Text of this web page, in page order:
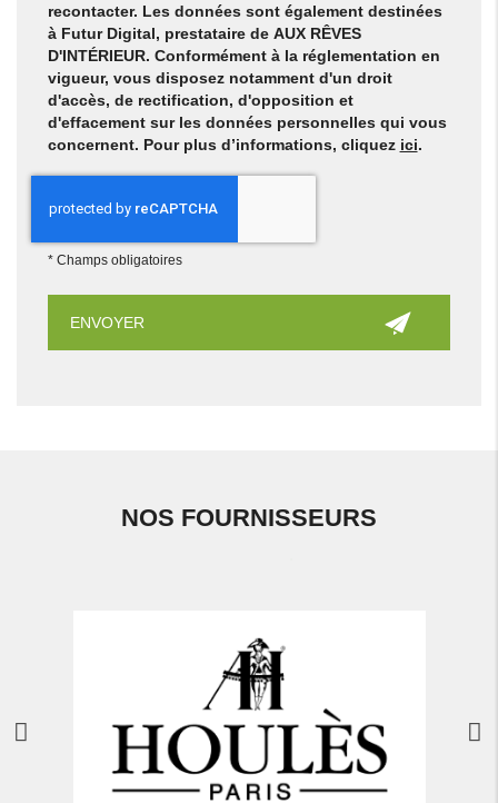
recontacter. Les données sont également destinées
à Futur Digital, prestataire de AUX RÊVES
D'INTÉRIEUR. Conformément à la réglementation en
vigueur, vous disposez notamment d'un droit
d'accès, de rectification, d'opposition et
d'effacement sur les données personnelles qui vous
concernent. Pour plus d’informations, cliquez ici.
* Champs obligatoires
NOS FOURNISSEURS